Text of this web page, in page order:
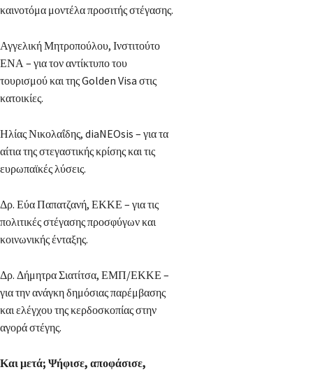
καινοτόμα μοντέλα προσιτής στέγασης.
Αγγελική Μητροπούλου, Ινστιτούτο
ΕΝΑ – για τον αντίκτυπο του
τουρισμού και της Golden Visa στις
κατοικίες.
Ηλίας Νικολαΐδης, diaNEOsis – για τα
αίτια της στεγαστικής κρίσης και τις
ευρωπαϊκές λύσεις.
Δρ. Εύα Παπατζανή, ΕΚΚΕ – για τις
πολιτικές στέγασης προσφύγων και
κοινωνικής ένταξης.
Δρ. Δήμητρα Σιατίτσα, ΕΜΠ/ΕΚΚΕ –
για την ανάγκη δημόσιας παρέμβασης
και ελέγχου της κερδοσκοπίας στην
αγορά στέγης.
Και μετά; Ψήφισε, αποφάσισε,